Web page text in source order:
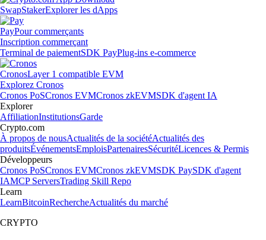
SwapStakerExplorer les dApps
PayPour commerçants
Inscription commerçant
Terminal de paiementSDK PayPlug-ins e-commerce
CronosLayer 1 compatible EVM
Explorez Cronos
Cronos PoSCronos EVMCronos zkEVMSDK d'agent IA
Explorer
AffiliationInstitutionsGarde
Crypto.com
À propos de nousActualités de la sociétéActualités des
produitsÉvénementsEmploisPartenairesSécuritéLicences & Permis
Développeurs
Cronos PoSCronos EVMCronos zkEVMSDK PaySDK d'agent
IAMCP ServersTrading Skill Repo
Learn
LearnBitcoinRechercheActualités du marché
CRYPTO